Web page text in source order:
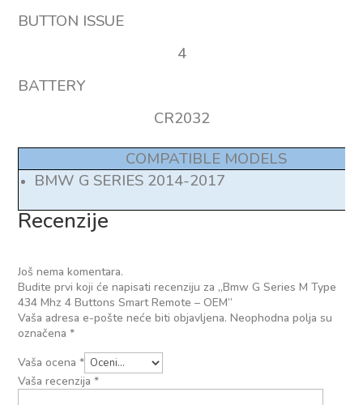
BUTTON ISSUE
4
BATTERY
CR2032
COMPATIBLE MODELS
BMW G SERIES 2014-2017
Recenzije
Još nema komentara.
Budite prvi koji će napisati recenziju za „Bmw G Series M Type
434 Mhz 4 Buttons Smart Remote – OEM“
Vaša adresa e-pošte neće biti objavljena. Neophodna polja su
označena*
Vaša ocena*
Vaša recenzija*